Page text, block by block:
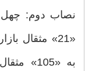
نصاب دوم: چهل
به